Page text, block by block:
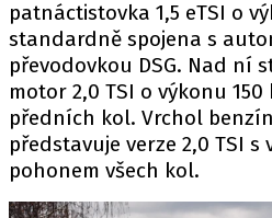
SLEDUJTE NÁS
Máte příběh, fotku
Pošlete e-mail na
patnáctistovka 1,5 eTSI o
standardně spojena s
převodovkou DSG. Nad ní
motor 2,0 TSI o výkonu
předních kol. Vrchol
představuje verze 2,0 TSI s
pohonem všech kol.